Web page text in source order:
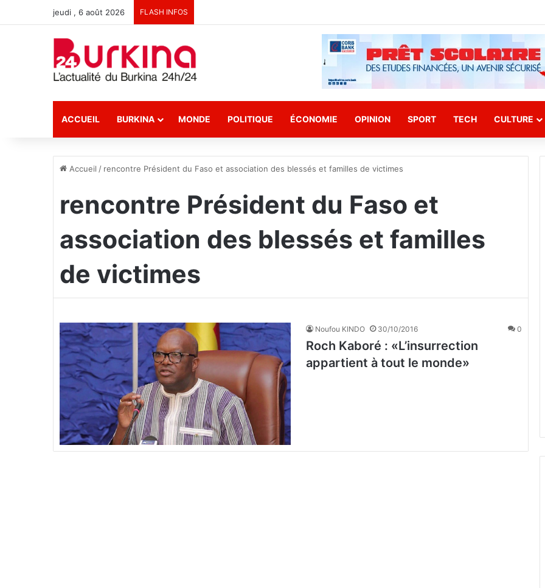
jeudi , 6 août 2026 FLASH INFOS
ACCUEIL BURKINA MONDE POLITIQUE ÉCONOMIE OPINION SPORT TECH CULTURE
Accueil / rencontre Président du Faso et association des blessés et familles de victimes
rencontre Président du Faso et
association des blessés et familles
de victimes
Noufou KINDO 30/10/2016 0
Roch Kaboré : «L’insurrection
appartient à tout le monde»